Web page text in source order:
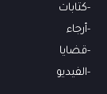
كتابات
أرجاء
قضايا
الفيديو